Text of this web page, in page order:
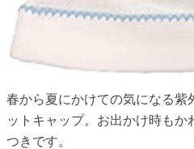
春から夏にかけての気になる紫
ットキャップ。お出かけ時も
つきです。